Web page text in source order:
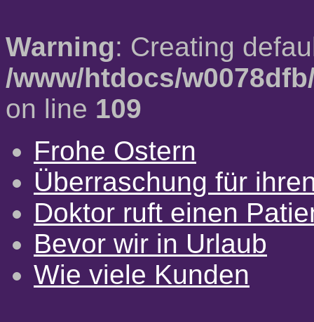
Warning: Creating
/www/htdocs/
on line 109
Frohe Ostern
Überraschung für
Doktor ruft einen
Bevor wir in Urlaub
Wie viele Kunden